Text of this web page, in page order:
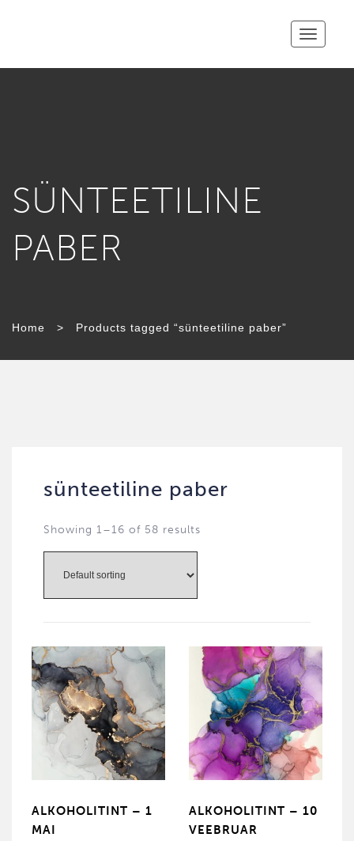
Toggle
SÜNTEETILINE
PABER
Home > Products tagged “sünteetiline paber”
sünteetiline paber
Showing 1–16 of 58 results
ALKOHOLITINT – 1
MAI
ALKOHOLITINT – 10
VEEBRUAR